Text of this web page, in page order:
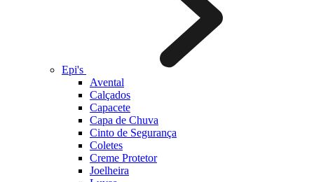
Epi's
Avental
Calçados
Capacete
Capa de Chuva
Cinto de Segurança
Coletes
Creme Protetor
Joelheira